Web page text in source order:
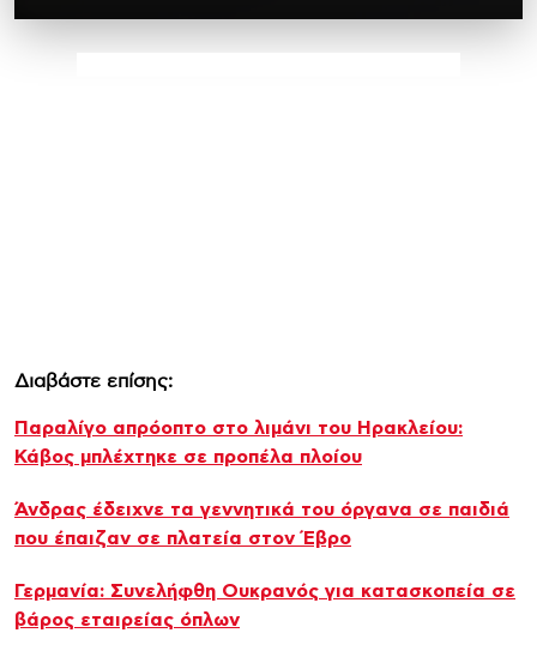
Διαβάστε επίσης:
Παραλίγο απρόοπτο στο λιμάνι του Ηρακλείου:
Κάβος μπλέχτηκε σε προπέλα πλοίου
Άνδρας έδειχνε τα γεννητικά του όργανα σε παιδιά
που έπαιζαν σε πλατεία στον Έβρο
Γερμανία: Συνελήφθη Ουκρανός για κατασκοπεία σε
βάρος εταιρείας όπλων